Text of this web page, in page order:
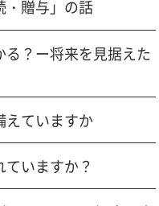
・贈与」の話
？ー将来を見据えた
えていますか
いますか？